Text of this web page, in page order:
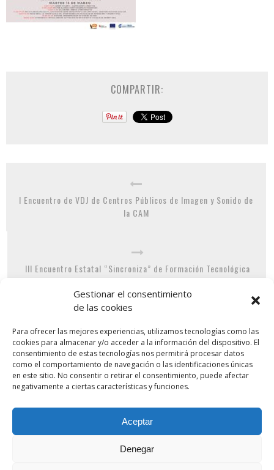
Gestionar el consentimiento
de las cookies
Para ofrecer las mejores experiencias, utilizamos tecnologías como las
cookies para almacenar y/o acceder a la información del dispositivo. El
consentimiento de estas tecnologías nos permitirá procesar datos
como el comportamiento de navegación o las identificaciones únicas
en este sitio. No consentir o retirar el consentimiento, puede afectar
negativamente a ciertas características y funciones.
Aceptar
Denegar
COMPARTIR:
I Encuentro de VDJ de Centros Públicos de Imagen y Sonido de
la CAM
III Encuentro Estatal “Sincroniza” de Formación Tecnológica
para el Profesorado de FP de Imagen y Sonido
UNA RESPUESTA
VIDEOJUEGOS Y ENTORNOS INTERACTIVOS 13 marzo, 2018
[…] SINCRONIZA FP 20 MINUTOS AGENCIA […]